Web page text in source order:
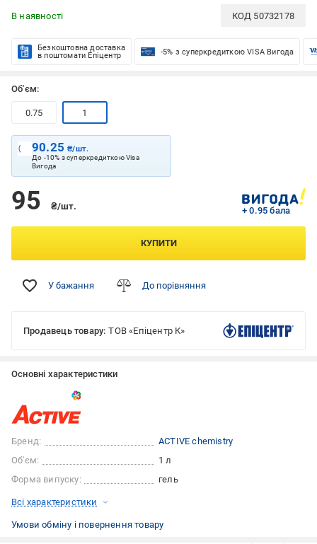
В наявності КОД 50732178
Безкоштовна доставка
в поштомати Епіцентр
-5% з суперкредиткою VISA Вигода
Об'єм:
0.75 1
90.25₴/шт.
До -10% з суперкредиткою Visa
Вигода
95 ₴/шт. + 0.95 бала
КУПИТИ
У бажання До порівняння
Продавець товару: ТОВ «Епіцентр К»
Основні характеристики
Бренд:
ACTIVE chemistry
Об'єм:
1 л
Форма випуску:
гель
Всі характеристики
Умови обміну і повернення товару